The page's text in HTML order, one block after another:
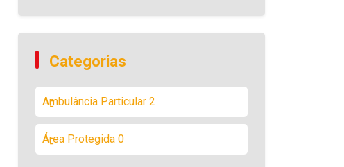
Categorias
Ambulância Particular 2
Área Protegida 0